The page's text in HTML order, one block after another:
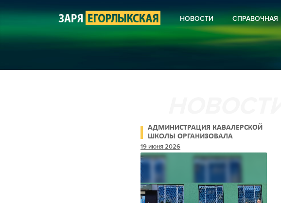
НОВОСТИ
КОРОНАВИРУС
НОВОСТИ РОССИИ
АНОНСЫ И ОБЪЯВЛЕНИЯ
ПОЭЗИЯ И ПРОЗА
СПРАВОЧНАЯ
АДМИНИСТРАЦИЯ КАВАЛЕРСКОЙ
ШКОЛЫ ОРГАНИЗОВАЛА
ПРОФОРИЕНТАЦИОННУЮ
ЭКСКУРСИЮ ДЛЯ УЧАЩИХСЯ
19 июня 2026